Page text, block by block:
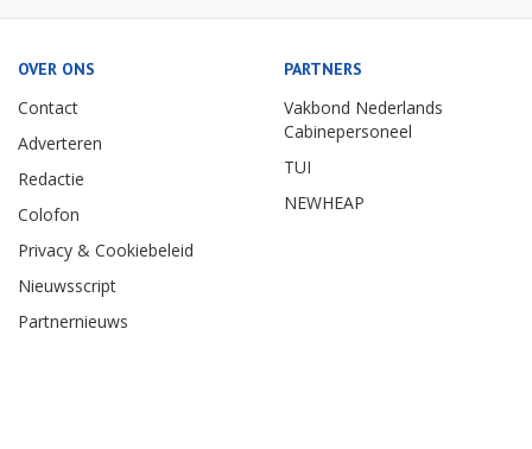
OVER ONS
Contact
Adverteren
Redactie
Colofon
Privacy & Cookiebeleid
Nieuwsscript
Partnernieuws
PARTNERS
Vakbond Nederlands
Cabinepersoneel
TUI
NEWHEAP